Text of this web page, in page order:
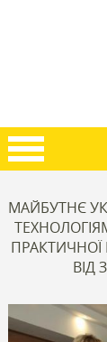
МАЙБУТНЄ
ПРАКТИЧНОЇ
ВІД